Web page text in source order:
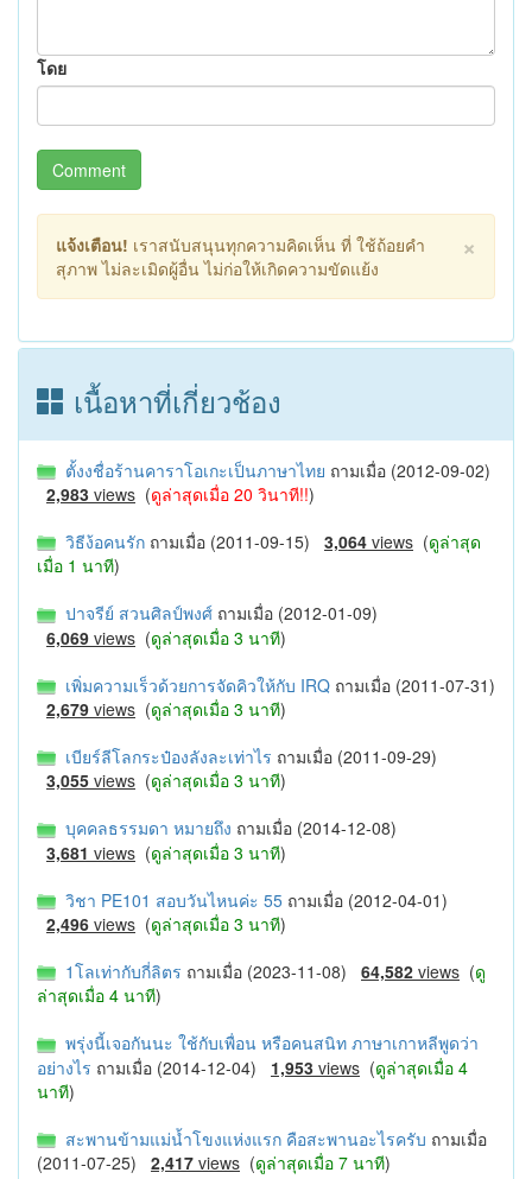
โดย
Comment
×
แจ้งเตือน! เราสนับสนุนทุกความคิดเห็น ที่ ใช้ถ้อยคำ
สุภาพ ไม่ละเมิดผู้อื่น ไม่ก่อให้เกิดความขัดแย้ง
เนื้อหาที่เกี่ยวช้อง
ตั้งงชื่อร้านคาราโอเกะเป็นภาษาไทย ถามเมื่อ (2012-09-02)
2,983 views (ดูล่าสุดเมื่อ 20 วินาที!!)
วิธีง้อคนรัก ถามเมื่อ (2011-09-15) 3,064 views (ดูล่าสุด
เมื่อ 1 นาที)
ปาจรีย์ สวนศิลป์พงศ์ ถามเมื่อ (2012-01-09)
6,069 views (ดูล่าสุดเมื่อ 3 นาที)
เพิ่มความเร็วด้วยการจัดคิวให้กับ IRQ ถามเมื่อ (2011-07-31)
2,679 views (ดูล่าสุดเมื่อ 3 นาที)
เบียร์ลีโลกระป๋องลังละเท่าไร ถามเมื่อ (2011-09-29)
3,055 views (ดูล่าสุดเมื่อ 3 นาที)
บุคคลธรรมดา หมายถึง ถามเมื่อ (2014-12-08)
3,681 views (ดูล่าสุดเมื่อ 3 นาที)
วิชา PE101 สอบวันไหนค่ะ 55 ถามเมื่อ (2012-04-01)
2,496 views (ดูล่าสุดเมื่อ 3 นาที)
1โลเท่ากับกี่ลิตร ถามเมื่อ (2023-11-08) 64,582 views (ดู
ล่าสุดเมื่อ 4 นาที)
พรุ่งนี้เจอกันนะ ใช้กับเพื่อน หรือคนสนิท ภาษาเกาหลีพูดว่า
อย่างไร ถามเมื่อ (2014-12-04) 1,953 views (ดูล่าสุดเมื่อ 4
นาที)
สะพานข้ามแม่น้ำโขงแห่งแรก คือสะพานอะไรครับ ถามเมื่อ
(2011-07-25) 2,417 views (ดูล่าสุดเมื่อ 7 นาที)